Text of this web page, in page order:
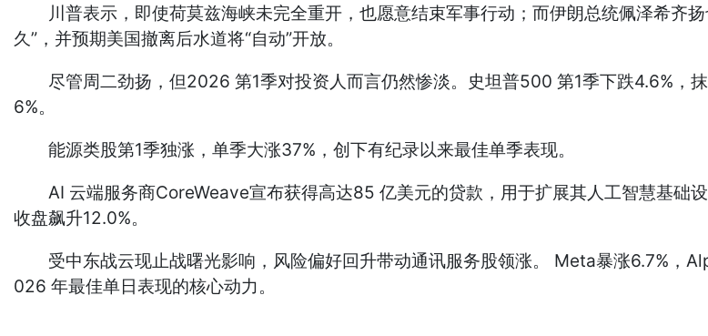
川普表示，即使荷莫兹海峡未完全重开，也愿意结束军事行动；而伊朗总统佩泽希齐
久”，并预期美国撤离后水道将“自动”开放。
尽管周二劲扬，但2026 第1季对投资人而言仍然惨淡。史坦普500 第1季下跌4.6%，抹
6%。
能源类股第1季独涨，单季大涨37%，创下有纪录以来最佳单季表现。
AI 云端服务商CoreWeave宣布获得高达85 亿美元的贷款，用于扩展其人工智慧基础
收盘飙升12.0%。
受中东战云现止战曙光影响，风险偏好回升带动通讯服务股领涨。 Meta暴涨6.7%，
026 年最佳单日表现的核心动力。